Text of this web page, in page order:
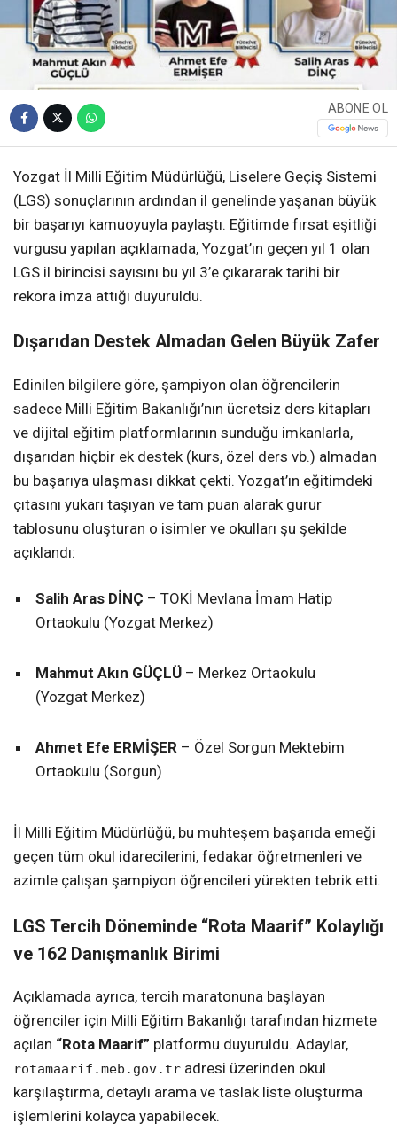
ABONE OL
Yozgat İl Milli Eğitim Müdürlüğü, Liselere Geçiş Sistemi
(LGS) sonuçlarının ardından il genelinde yaşanan büyük
bir başarıyı kamuoyuyla paylaştı. Eğitimde fırsat eşitliği
vurgusu yapılan açıklamada, Yozgat’ın geçen yıl 1 olan
LGS il birincisi sayısını bu yıl 3’e çıkararak tarihi bir
rekora imza attığı duyuruldu.
Dışarıdan Destek Almadan Gelen Büyük Zafer
Edinilen bilgilere göre, şampiyon olan öğrencilerin
sadece Milli Eğitim Bakanlığı’nın ücretsiz ders kitapları
ve dijital eğitim platformlarının sunduğu imkanlarla,
dışarıdan hiçbir ek destek (kurs, özel ders vb.) almadan
bu başarıya ulaşması dikkat çekti. Yozgat’ın eğitimdeki
çıtasını yukarı taşıyan ve tam puan alarak gurur
tablosunu oluşturan o isimler ve okulları şu şekilde
açıklandı:
Salih Aras DİNÇ – TOKİ Mevlana İmam Hatip
Ortaokulu (Yozgat Merkez)
Mahmut Akın GÜÇLÜ – Merkez Ortaokulu
(Yozgat Merkez)
Ahmet Efe ERMİŞER – Özel Sorgun Mektebim
Ortaokulu (Sorgun)
İl Milli Eğitim Müdürlüğü, bu muhteşem başarıda emeği
geçen tüm okul idarecilerini, fedakar öğretmenleri ve
azimle çalışan şampiyon öğrencileri yürekten tebrik etti.
LGS Tercih Döneminde “Rota Maarif” Kolaylığı
ve 162 Danışmanlık Birimi
Açıklamada ayrıca, tercih maratonuna başlayan
öğrenciler için Milli Eğitim Bakanlığı tarafından hizmete
açılan “Rota Maarif” platformu duyuruldu. Adaylar,
rotamaarif.meb.gov.tr adresi üzerinden okul
karşılaştırma, detaylı arama ve taslak liste oluşturma
işlemlerini kolayca yapabilecek.